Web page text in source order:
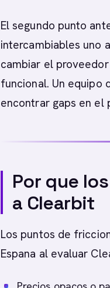
El segundo punto
intercambiables uno
cambiar el
funcional. Un equipo
encontrar gaps en
Por que
a Clearbit
Los puntos de
Espana al evaluar